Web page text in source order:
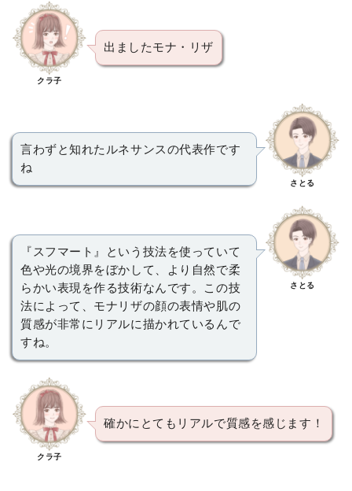
クラ子
出ましたモナ・リザ
言わずと知れたルネサンスの代表作です
ね
さとる
『スフマート』という技法を使っていて
色や光の境界をぼかして、より自然で柔
らかい表現を作る技術なんです。この技
法によって、モナリザの顔の表情や肌の
質感が非常にリアルに描かれているんで
すね。
さとる
クラ子
確かにとてもリアルで質感を感じます！